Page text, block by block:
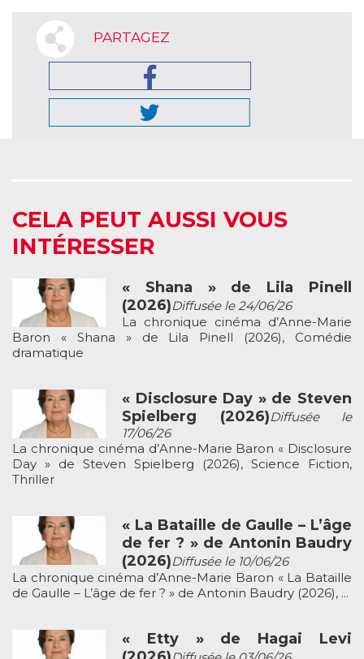
PARTAGEZ
CELA PEUT AUSSI VOUS
INTÉRESSER
« Shana » de Lila Pinell
(2026)Diffusée le 24/06/26
La chronique cinéma d’Anne-Marie
Baron « Shana » de Lila Pinell (2026), Comédie
dramatique
« Disclosure Day » de Steven
Spielberg (2026)Diffusée le
17/06/26
La chronique cinéma d’Anne-Marie Baron « Disclosure
Day » de Steven Spielberg (2026), Science Fiction,
Thriller
« La Bataille de Gaulle – L’âge
de fer ? » de Antonin Baudry
(2026)Diffusée le 10/06/26
La chronique cinéma d’Anne-Marie Baron « La Bataille
de Gaulle – L’âge de fer ? » de Antonin Baudry (2026), ...
« Etty » de Hagai Levi